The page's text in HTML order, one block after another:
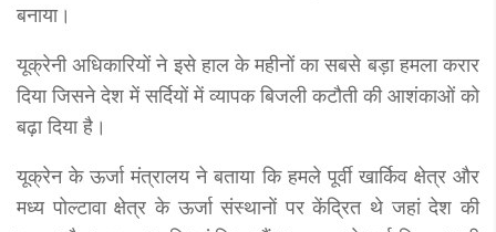
बनाया।
यूक्रेनी अधिकारियों ने इसे हाल के महीनों का सबसे बड़ा हमला करार
दिया जिसने देश में सर्दियों में व्यापक बिजली कटौती की आशंकाओं को
बढ़ा दिया है।
यूक्रेन के ऊर्जा मंत्रालय ने बताया कि हमले पूर्वी खार्किव क्षेत्र और
मध्य पोल्टावा क्षेत्र के ऊर्जा संस्थानाें पर केंद्रित थे जहां देश की